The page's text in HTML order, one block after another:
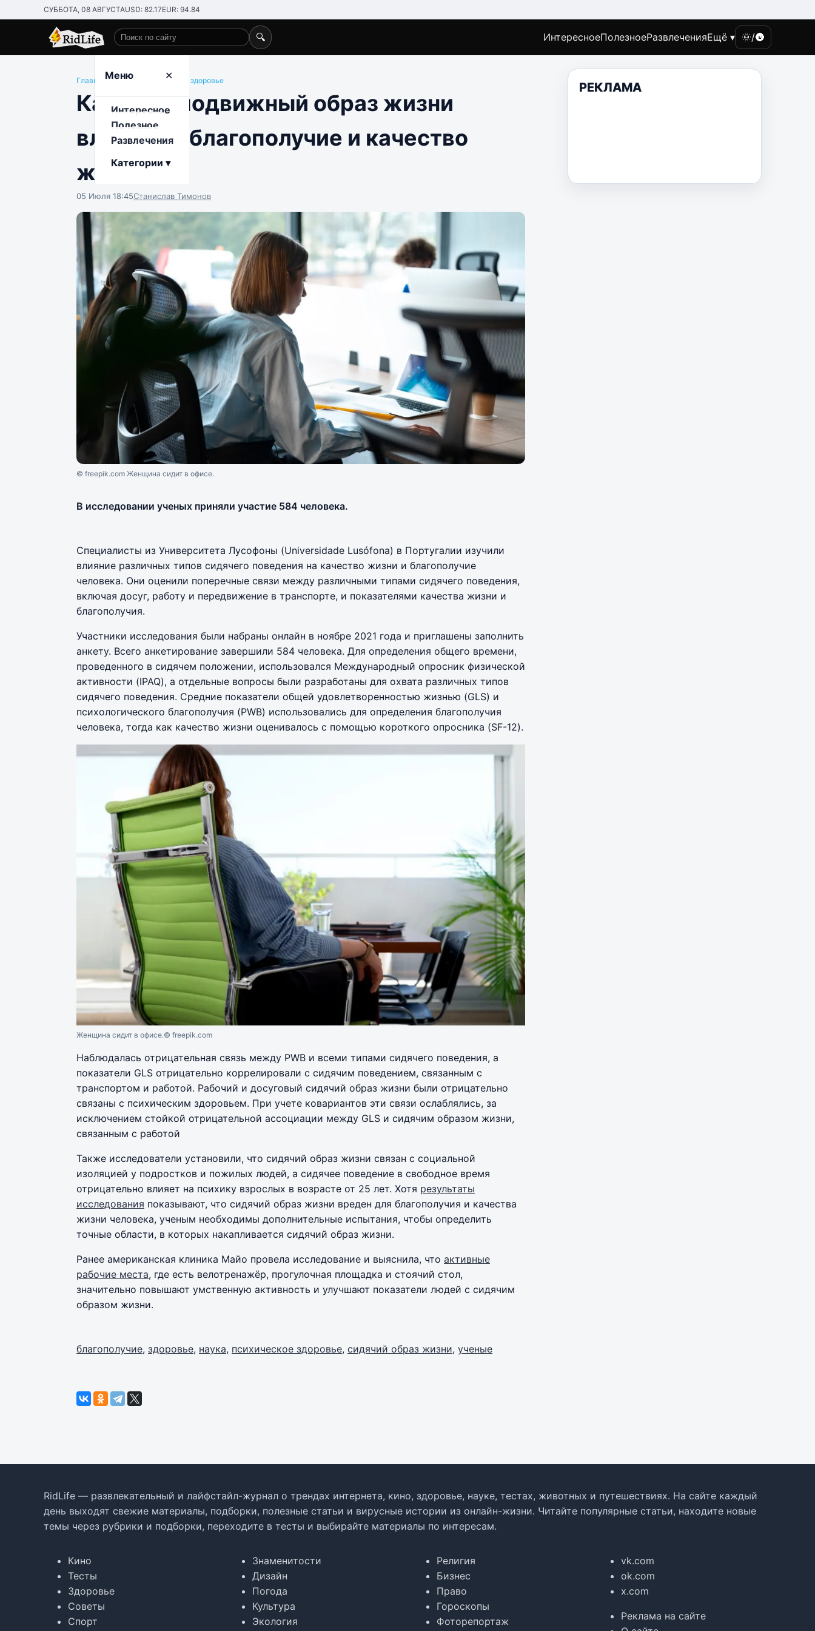
СУББОТА, 08 АВГУСТАUSD: 82.17EUR: 94.84
Поиск по сайту
🔍 ИнтересноеПолезноеРазвлеченияЕщё ▾ 🌞/🌚
Меню ✕
Интересное
Полезное
Развлечения
Категории ▾
Главная/Полезное Медицина и здоровье
Как малоподвижный образ жизни
влияет на благополучие и качество
жизни
05 Июля 18:45Станислав Тимонов
© freepik.com Женщина сидит в офисе.
В исследовании ученых приняли участие 584 человека.
Специалисты из Университета Лусофоны (Universidade Lusófona) в Португалии изучили
влияние различных типов сидячего поведения на качество жизни и благополучие
человека. Они оценили поперечные связи между различными типами сидячего поведения,
включая досуг, работу и передвижение в транспорте, и показателями качества жизни и
благополучия.
Участники исследования были набраны онлайн в ноябре 2021 года и приглашены заполнить
анкету. Всего анкетирование завершили 584 человека. Для определения общего времени,
проведенного в сидячем положении, использовался Международный опросник физической
активности (IPAQ), а отдельные вопросы были разработаны для охвата различных типов
сидячего поведения. Средние показатели общей удовлетворенностью жизнью (GLS) и
психологического благополучия (PWB) использовались для определения благополучия
человека, тогда как качество жизни оценивалось с помощью короткого опросника (SF-12).
Женщина сидит в офисе.© freepik.com
Наблюдалась отрицательная связь между PWB и всеми типами сидячего поведения, а
показатели GLS отрицательно коррелировали с сидячим поведением, связанным с
транспортом и работой. Рабочий и досуговый сидячий образ жизни были отрицательно
связаны с психическим здоровьем. При учете ковариантов эти связи ослаблялись, за
исключением стойкой отрицательной ассоциации между GLS и сидячим образом жизни,
связанным с работой
Также исследователи установили, что сидячий образ жизни связан с социальной
изоляцией у подростков и пожилых людей, а сидячее поведение в свободное время
отрицательно влияет на психику взрослых в возрасте от 25 лет. Хотя результаты
исследования показывают, что сидячий образ жизни вреден для благополучия и качества
жизни человека, ученым необходимы дополнительные испытания, чтобы определить
точные области, в которых накапливается сидячий образ жизни.
Ранее американская клиника Майо провела исследование и выяснила, что активные
рабочие места, где есть велотренажёр, прогулочная площадка и стоячий стол,
значительно повышают умственную активность и улучшают показатели людей с сидячим
образом жизни.
благополучие, здоровье, наука, психическое здоровье, сидячий образ жизни, ученые
РЕКЛАМА
RidLife — развлекательный и лайфстайл-журнал о трендах интернета, кино, здоровье, науке, тестах, животных и путешествиях. На сайте каждый
день выходят свежие материалы, подборки, полезные статьи и вирусные истории из онлайн-жизни. Читайте популярные статьи, находите новые
темы через рубрики и подборки, переходите в тесты и выбирайте материалы по интересам.
Кино
Тесты
Здоровье
Советы
Спорт
Знаменитости
Дизайн
Погода
Культура
Экология
Религия
Бизнес
Право
Гороскопы
Фоторепортаж
vk.com
ok.com
x.com
Реклама на сайте